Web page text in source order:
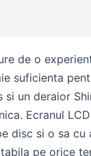
de o
suficienta
un deraior
Ecranul
disc si o sa cu
pe orice